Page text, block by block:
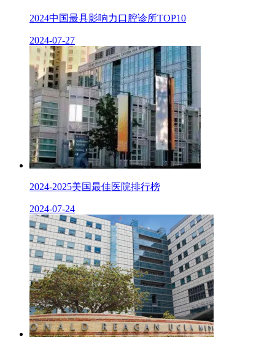
2024中国最具影响力口腔​诊所TOP10
2024-07-27
2024-2025美国最佳医​院排行榜
2024-07-24